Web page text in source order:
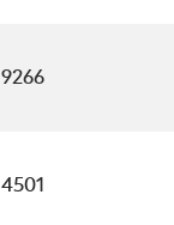
9266
4501